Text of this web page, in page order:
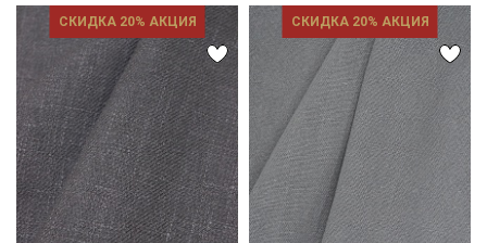
СКИДКА 20% АКЦИЯ СКИДКА 20% АКЦИЯ